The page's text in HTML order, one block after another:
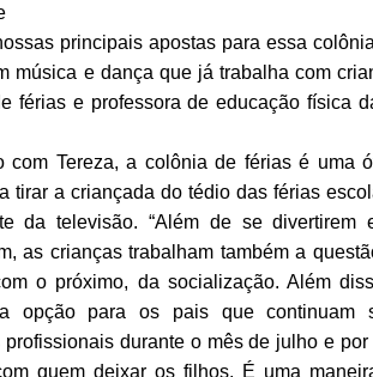
principais apostas para essa
música e dança que já trabalha com
férias e professora de educação física
com Tereza, a colônia de férias é uma
tirar a criançada do tédio das férias
da televisão. “Além de se divertirem
as crianças trabalham também a
o próximo, da socialização. Além
opção para os pais que continuam
profissionais durante o mês de julho e por
quem deixar os filhos. É uma